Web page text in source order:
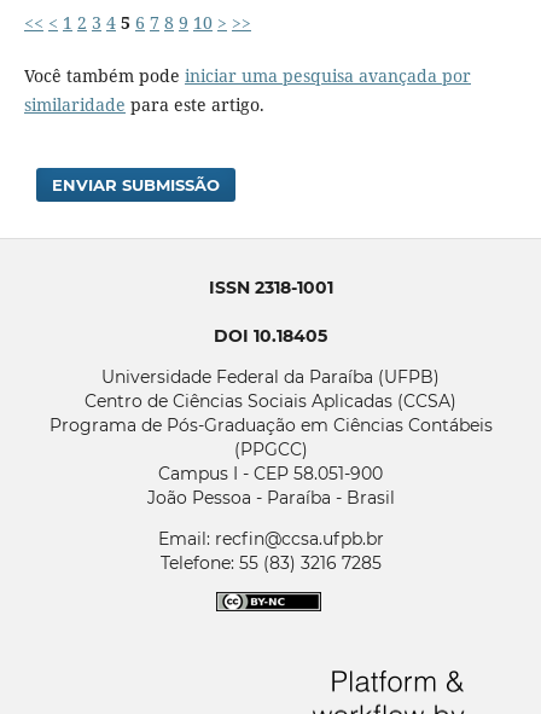
<< < 1 2 3 4 5 6 7 8 9 10 > >>
Você também pode iniciar uma pesquisa avançada por
similaridade para este artigo.
ENVIAR SUBMISSÃO
ISSN 2318-1001
DOI 10.18405
Universidade Federal da Paraíba (UFPB)
Centro de Ciências Sociais Aplicadas (CCSA)
Programa de Pós-Graduação em Ciências Contábeis
(PPGCC)
Campus I - CEP 58.051-900
João Pessoa - Paraíba - Brasil
Email: recfin@ccsa.ufpb.br
Telefone: 55 (83) 3216 7285